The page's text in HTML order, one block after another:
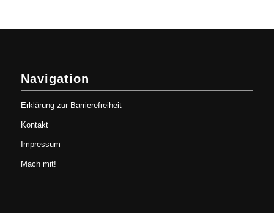
Navigation
Erklärung zur Barrierefreiheit
Kontakt
Impressum
Mach mit!